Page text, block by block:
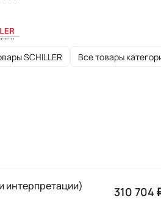
SCHILLER Все товары
интерпретации) 310 704